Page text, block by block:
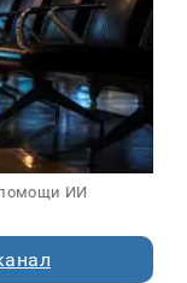
помощи ИИ